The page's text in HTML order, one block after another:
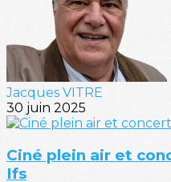
Jacques VITRE
30 juin 2025
Ciné plein air et
Ifs